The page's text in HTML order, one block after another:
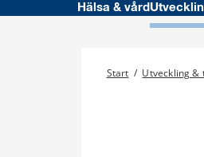
Hälsa & vård
Start / Utveckling &